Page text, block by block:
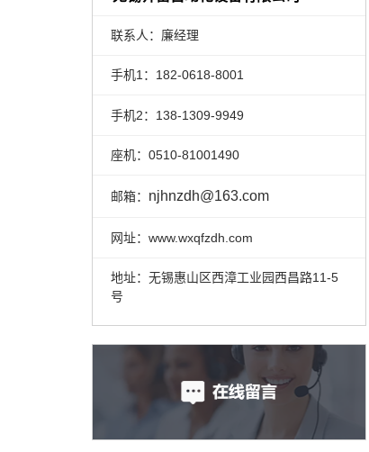
联系人：廉经理
手机1：182-0618-8001
手机2：138-1309-9949
座机：0510-81001490
邮箱： njhnzdh@163.com
网址：www.wxqfzdh.com
地址：无锡惠山区西漳工业园西昌路11-5
号